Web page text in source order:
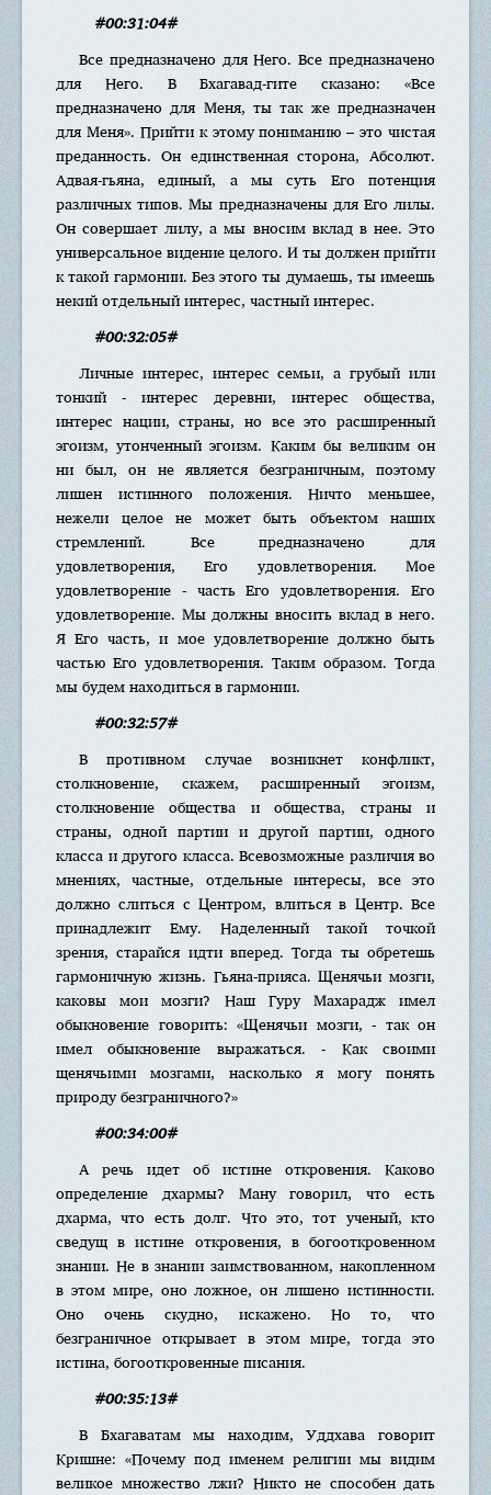
#00:31:04#
Все предназначено для Него. Все предназначено
для Него. В Бхагавад-гите сказано: «Все
предназначено для Меня, ты так же предназначен
для Меня». Прийти к этому пониманию – это чистая
преданность. Он единственная сторона, Абсолют.
Адвая-гьяна, единый, а мы суть Его потенция
различных типов. Мы предназначены для Его лилы.
Он совершает лилу, а мы вносим вклад в нее. Это
универсальное видение целого. И ты должен прийти
к такой гармонии. Без этого ты думаешь, ты имеешь
некий отдельный интерес, частный интерес.
#00:32:05#
Личные интерес, интерес семьи, а грубый или
тонкий - интерес деревни, интерес общества,
интерес нации, страны, но все это расширенный
эгоизм, утонченный эгоизм. Каким бы великим он
ни был, он не является безграничным, поэтому
лишен истинного положения. Ничто меньшее,
нежели целое не может быть объектом наших
стремлений. Все предназначено для
удовлетворения, Его удовлетворения. Мое
удовлетворение - часть Его удовлетворения. Его
удовлетворение. Мы должны вносить вклад в него.
Я Его часть, и мое удовлетворение должно быть
частью Его удовлетворения. Таким образом. Тогда
мы будем находиться в гармонии.
#00:32:57#
В противном случае возникнет конфликт,
столкновение, скажем, расширенный эгоизм,
столкновение общества и общества, страны и
страны, одной партии и другой партии, одного
класса и другого класса. Всевозможные различия во
мнениях, частные, отдельные интересы, все это
должно слиться с Центром, влиться в Центр. Все
принадлежит Ему. Наделенный такой точкой
зрения, старайся идти вперед. Тогда ты обретешь
гармоничную жизнь. Гьяна-прияса. Щенячьи мозги,
каковы мои мозги? Наш Гуру Махарадж имел
обыкновение говорить: «Щенячьи мозги, - так он
имел обыкновение выражаться. - Как своими
щенячьими мозгами, насколько я могу понять
природу безграничного?»
#00:34:00#
А речь идет об истине откровения. Каково
определение дхармы? Ману говорил, что есть
дхарма, что есть долг. Что это, тот ученый, кто
сведущ в истине откровения, в богооткровенном
знании. Не в знании заимствованном, накопленном
в этом мире, оно ложное, он лишено истинности.
Оно очень скудно, искажено. Но то, что
безграничное открывает в этом мире, тогда это
истина, богооткровенные писания.
#00:35:13#
В Бхагаватам мы находим, Уддхава говорит
Кришне: «Почему под именем религии мы видим
великое множество лжи? Никто не способен дать